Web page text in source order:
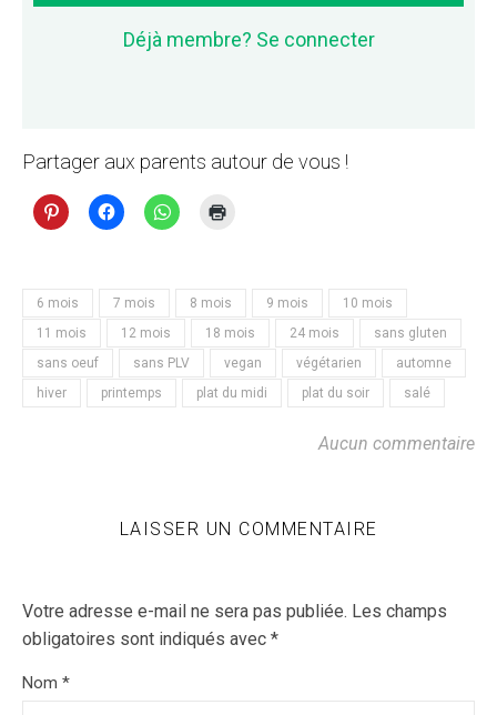
Déjà membre? Se connecter
Partager aux parents autour de vous !
6 mois 7 mois 8 mois 9 mois
10 mois
11 mois
12 mois 18 mois 24 mois
sans gluten
sans oeuf
sans PLV vegan végétarien
automne
hiver
printemps plat du midi plat du soir salé
Aucun commentaire
LAISSER UN COMMENTAIRE
Votre adresse e-mail ne sera pas publiée. Les champs
obligatoires sont indiqués avec *
Nom *